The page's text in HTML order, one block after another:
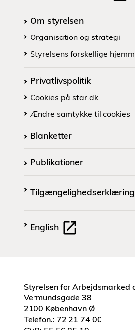
Om styrelsen
Organisation og strategi
Styrelsens forskellige
Privatlivspolitik
Cookies på star.dk
Ændre samtykke til cookies
Blanketter
Publikationer
Tilgængelighedserklæring
English
Styrelsen for Arbejdsmarked
Vermundsgade 38
2100 København Ø
Telefon.: 72 21 74 00